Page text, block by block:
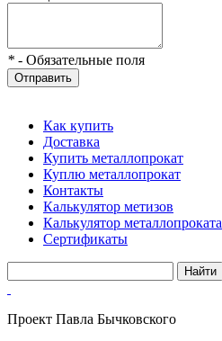
* - Обязательные поля
Отправить
Как купить
Доставка
Купить металлопрокат
Куплю металлопрокат
Контакты
Калькулятор метизов
Калькулятор металлопроката
Сертификаты
Проект Павла Бычковского